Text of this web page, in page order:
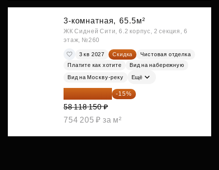
3-комнатная, 65.5м²
ЖК Сидней Сити, 6.2 корпус, 2 секция, 6
этаж, №260
3 кв 2027 Скидка
Чистовая отделка
Платите как хотите
Вид на набережную
Вид на Москву-реку Ещё
49 400 428 ₽ -15%
58 118 150 ₽
754 205 ₽ за м²